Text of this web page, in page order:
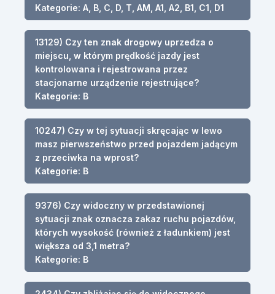
Kategorie: A, B, C, D, T, AM, A1, A2, B1, C1, D1
13129) Czy ten znak drogowy uprzedza o
miejscu, w którym prędkość jazdy jest
kontrolowana i rejestrowana przez
stacjonarne urządzenie rejestrujące?
Kategorie: B
10247) Czy w tej sytuacji skręcając w lewo
masz pierwszeństwo przed pojazdem jadącym
z przeciwka na wprost?
Kategorie: B
9376) Czy widoczny w przedstawionej
sytuacji znak oznacza zakaz ruchu pojazdów,
których wysokość (również z ładunkiem) jest
większa od 3,1 metra?
Kategorie: B